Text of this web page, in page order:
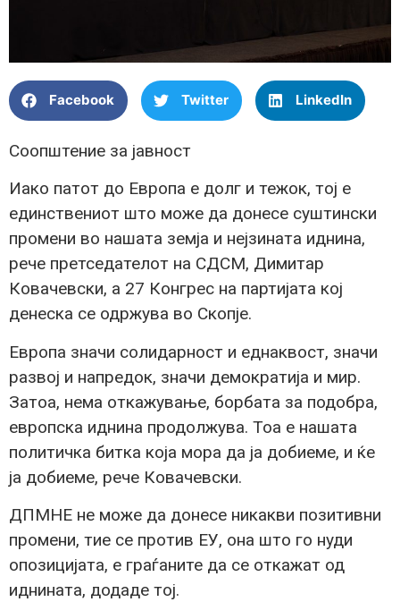
Facebook Twitter LinkedIn
Соопштение за јавност
Иако патот до Европа е долг и тежок, тој е
единствениот што може да донесе суштински
промени во нашата земја и нејзината иднина,
рече претседателот на СДСМ, Димитар
Ковачевски, а 27 Конгрес на партијата кој
денеска се одржува во Скопје.
Европа значи солидарност и еднаквост, значи
развој и напредок, значи демократија и мир.
Затоа, нема откажување, борбата за подобра,
европска иднина продолжува. Тоа е нашата
политичка битка која мора да ја добиеме, и ќе
ја добиеме, рече Ковачевски.
ДПМНЕ не може да донесе никакви позитивни
промени, тие се против ЕУ, она што го нуди
опозицијата, е граѓаните да се откажат од
иднината, додаде тој.